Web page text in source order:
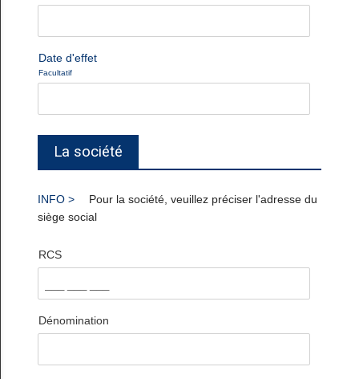
Date d'effet
Facultatif
La société
Pour la société, veuillez préciser l'adresse du
siège social
RCS
Dénomination